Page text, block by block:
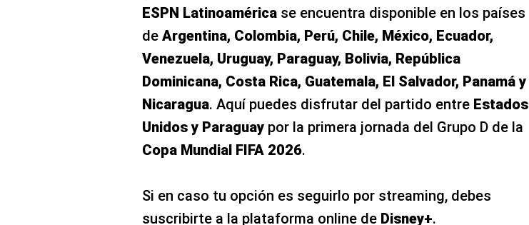
ESPN Latinoaméricase encuentra disponible en los países
de Argentina, Colombia, Perú, Chile, México, Ecuador,
Venezuela, Uruguay, Paraguay, Bolivia, República
Dominicana, Costa Rica, Guatemala, El Salvador, Panamá y
Nicaragua. Aquí puedes disfrutar del partido entre Estados
Unidos y Paraguaypor la primera jornada del Grupo D de la
Copa Mundial FIFA 2026.
Si en caso tu opción es seguirlo por streaming, debes
suscribirte a la plataforma online de Disney+.